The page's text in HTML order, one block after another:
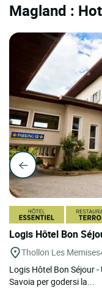
Magland :
Logis Hôtel Bon
Thollon Les Memises
Logis Hôtel Bon Séjour
Savoia per godersi la...